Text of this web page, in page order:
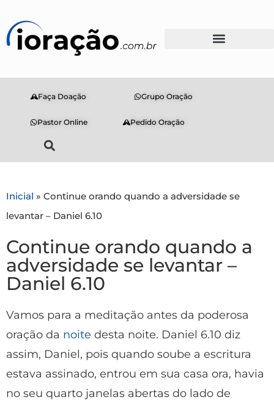
Faça Doação Grupo Oração
Pastor Online Pedido Oração
Inicial » Continue orando quando a adversidade se
levantar – Daniel 6.10
Continue orando quando a
adversidade se levantar –
Daniel 6.10
Vamos para a meditação antes da poderosa
oração da noite desta noite. Daniel 6.10 diz
assim, Daniel, pois quando soube a escritura
estava assinado, entrou em sua casa ora, havia
no seu quarto janelas abertas do lado de